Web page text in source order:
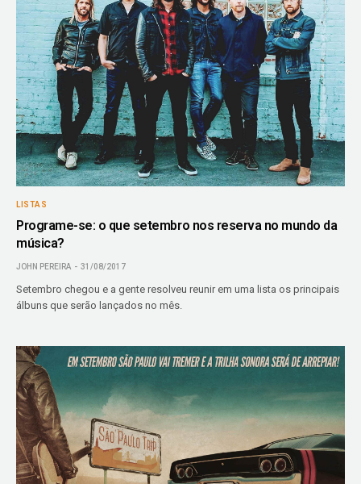
LISTAS
Programe-se: o que setembro nos reserva no mundo da
música?
JOHN PEREIRA 31/08/2017
Setembro chegou e a gente resolveu reunir em uma lista os principais
álbuns que serão lançados no mês.